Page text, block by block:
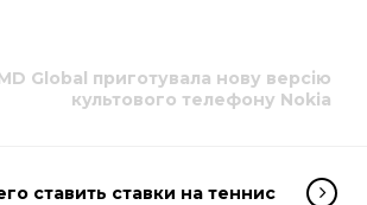
Global приготувала нову версію
культового телефону Nokia
ставить ставки на теннис